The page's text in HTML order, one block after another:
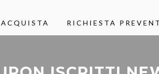
ACQUISTA RICHIESTA